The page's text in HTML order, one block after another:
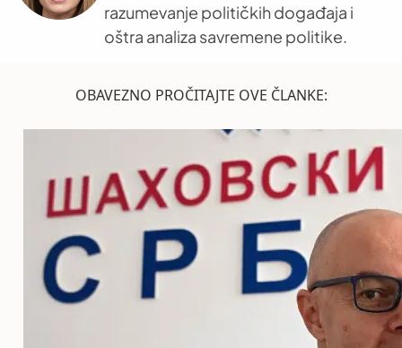
razumevanje političkih događaja i
oštra analiza savremene politike.
OBAVEZNO PROČITAJTE OVE ČLANKE: